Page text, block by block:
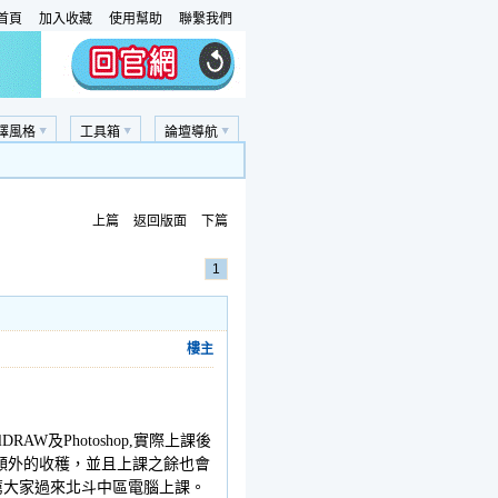
頁 加入收藏 使用幫助 聯繫我們
論壇導航
工具箱
風格
上篇 返回版面 下篇
1
樓主
及Photoshop,實際上課後
外的收穫，並且上課之餘也會
家過來北斗中區電腦上課。